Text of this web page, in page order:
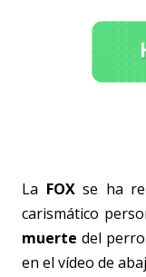
La FOXse ha
carismático
muerte del
en el vídeo de